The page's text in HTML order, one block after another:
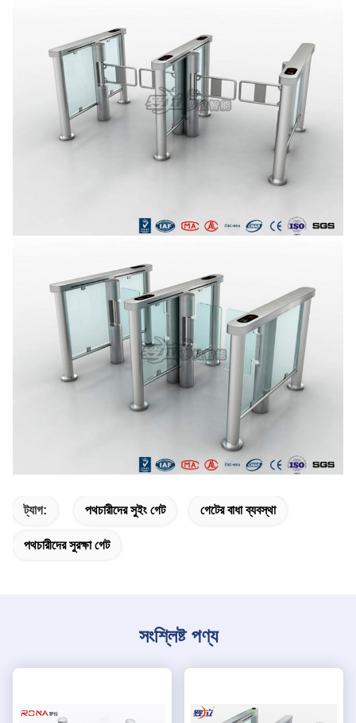
ট্যাগ: পথচারীদের সুইং গেট গেটের বাধা ব্যবস্থা
পথচারীদের সুরক্ষা গেট
সংশ্লিষ্ট পণ্য